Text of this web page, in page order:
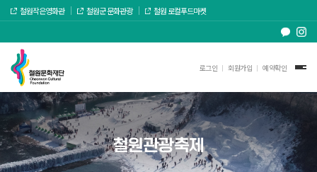
철원작은영화관 철원군 문화관광 철원 로컬푸드마켓
로그인 회원가입 예약확인
철원관광축제